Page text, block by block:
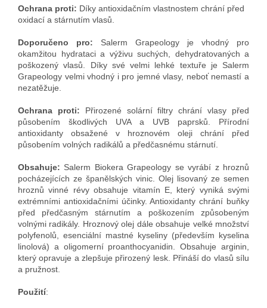
Ochrana proti: Díky antioxidačním vlastnostem chrání před
oxidací a stárnutím vlasů.
Doporučeno pro: Salerm Grapeology je vhodný pro
okamžitou hydrataci a výživu suchých, dehydratovaných a
poškozený vlasů. Díky své velmi lehké textuře je Salerm
Grapeology velmi vhodný i pro jemné vlasy, neboť nemastí a
nezatěžuje.
Ochrana proti: Přirozené solární filtry chrání vlasy před
působením škodlivých UVA a UVB paprsků. Přírodní
antioxidanty obsažené v hroznovém oleji chrání před
působením volných radikálů a předčasnému stárnutí.
Obsahuje: Salerm Biokera Grapeology se vyrábí z hroznů
pocházejících ze španělských vinic. Olej lisovaný ze semen
hroznů vinné révy obsahuje vitamín E, který vyniká svými
extrémními antioxidačními účinky. Antioxidanty chrání buňky
před předčasným stárnutím a poškozením způsobeným
volnými radikály. Hroznový olej dále obsahuje velké množství
polyfenolů, esenciální mastné kyseliny (především kyselina
linolová) a oligomerní proanthocyanidin. Obsahuje arginin,
který opravuje a zlepšuje přirozený lesk. Přináší do vlasů sílu
a pružnost.
Použití: